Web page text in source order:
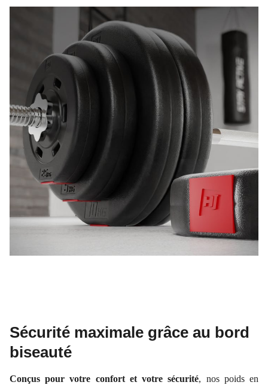
Sécurité maximale grâce au bord
biseauté
Conçus pour votre confort et votre sécurité, nos poids en